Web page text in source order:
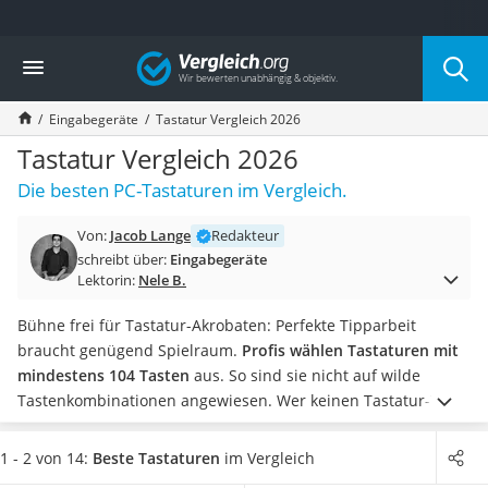
Die beliebtesten Vergleiche nach Kategorie
Elektronik
Powerstation
Monitor 32 Zoll 4K
Fernseher
Drucker
Desktop-PC
Diascanner
Laser-Multifunktionsdrucker
Powerstation mit Solarpanel
Gaming-PC
Soundbar
17-Zoll-Laptop
Satellitenschüssel
Gaming-Headset
Vergleich
Eingabegeräte Tastatur Vergleich 2026
Tastatur Vergleich 2026
Die besten PC-Tastaturen im Vergleich.
Von: Jacob Lange
Redakteur
schreibt über: Eingabegeräte
Lektorin: Nele B.
Bühne frei für Tastatur-Akrobaten: Perfekte Tipparbeit
braucht genügend Spielraum. Profis wählen Tastaturen mit
mindestens 104 Tasten aus. So sind sie nicht auf wilde
Tastenkombinationen angewiesen. Wer keinen Tastatur-Test
machen will, kauft gleich ein Keyboard mit 109 Tasten. Linux-
Nutzer können hier zwar nur müde lächeln, doch sollten
1 - 2 von 14: Beste Tastaturen im Vergleich